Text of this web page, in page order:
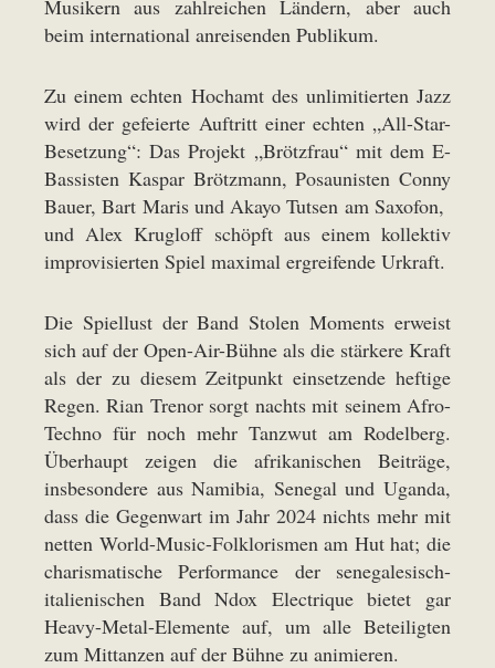
Musikern aus zahlreichen Ländern, aber auch
beim international anreisenden Publikum.
Zu einem echten Hochamt des unlimitierten Jazz
wird der gefeierte Auftritt einer echten „All-Star-
Besetzung“: Das Projekt „Brötzfrau“ mit dem E-
Bassisten Kaspar Brötzmann, Posaunisten Conny
Bauer, Bart Maris und Akayo Tutsen am Saxofon,
und Alex Krugloff schöpft aus einem kollektiv
improvisierten Spiel maximal ergreifende Urkraft.
Die Spiellust der Band Stolen Moments erweist
sich auf der Open-Air-Bühne als die stärkere Kraft
als der zu diesem Zeitpunkt einsetzende heftige
Regen. Rian Trenor sorgt nachts mit seinem Afro-
Techno für noch mehr Tanzwut am Rodelberg.
Überhaupt zeigen die afrikanischen Beiträge,
insbesondere aus Namibia, Senegal und Uganda,
dass die Gegenwart im Jahr 2024 nichts mehr mit
netten World-Music-Folklorismen am Hut hat; die
charismatische Performance der senegalesisch-
italienischen Band Ndox Electrique bietet gar
Heavy-Metal-Elemente auf, um alle Beteiligten
zum Mittanzen auf der Bühne zu animieren.